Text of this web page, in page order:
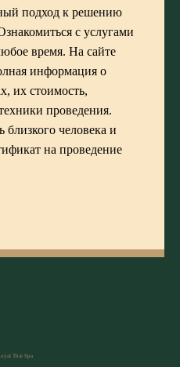
подход к решению
с услугами
время. На сайте
информация о
их стоимость,
проведения.
человека и
на проведение
Thai Spa